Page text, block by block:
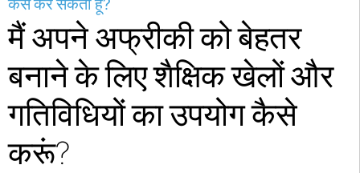
कैसे कर सकता हूं?
मैं अपने अफ्रीकी को बेहतर
बनाने के लिए शैक्षिक खेलों और
गतिविधियों का उपयोग कैसे
करूं?